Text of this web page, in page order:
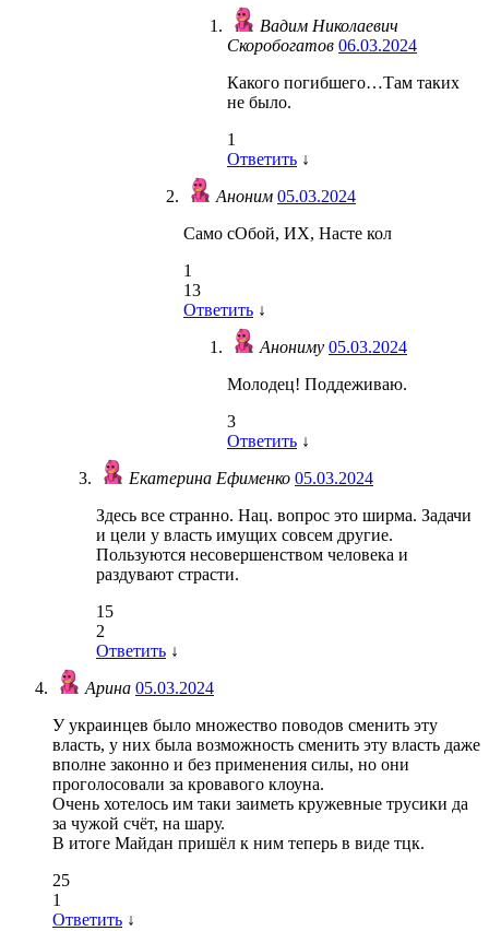
Вадим Николаевич
Скоробогатов 06.03.2024
Какого погибшего…Там таких
не было.
1
Ответить ↓
Аноним 05.03.2024
Само сОбой, ИХ, Насте кол
1
13
Ответить ↓
Анониму 05.03.2024
Молодец! Поддеживаю.
3
Ответить ↓
Екатерина Ефименко 05.03.2024
Здесь все странно. Нац. вопрос это ширма. Задачи
и цели у власть имущих совсем другие.
Пользуются несовершенством человека и
раздувают страсти.
15
2
Ответить ↓
Арина 05.03.2024
У украинцев было множество поводов сменить эту
власть, у них была возможность сменить эту власть даже
вполне законно и без применения силы, но они
проголосовали за кровавого клоуна.
Очень хотелось им таки заиметь кружевные трусики да
за чужой счёт, на шару.
В итоге Майдан пришёл к ним теперь в виде тцк.
25
1
Ответить ↓